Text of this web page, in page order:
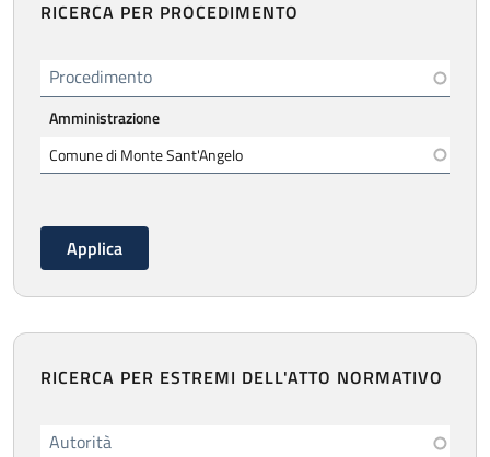
RICERCA PER PROCEDIMENTO
Procedimento
Amministrazione
RICERCA PER ESTREMI DELL'ATTO NORMATIVO
Autorità